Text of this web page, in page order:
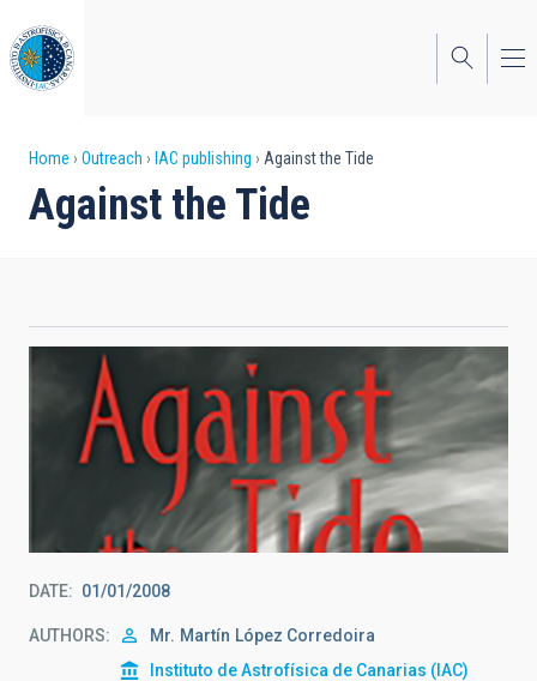
to
main
content
Breadcrumb
Home Outreach IAC publishing Against the Tide
Against the Tide
DATE 01/01/2008
AUTHORS Mr. Martín López Corredoira
Instituto de Astrofísica de Canarias (IAC)